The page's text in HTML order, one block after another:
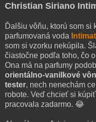
Christian Siriano
Ďalšiu vôňu, ktorú som si
parfumovaná voda
som si vzorku nekúpila.
čiastočne podľa toho, čo
Ona má na parfumy
orientálno-vanilkové
tester, nech nenechám
robote. Veď chcieť si
pracovala zadarmo. 😂